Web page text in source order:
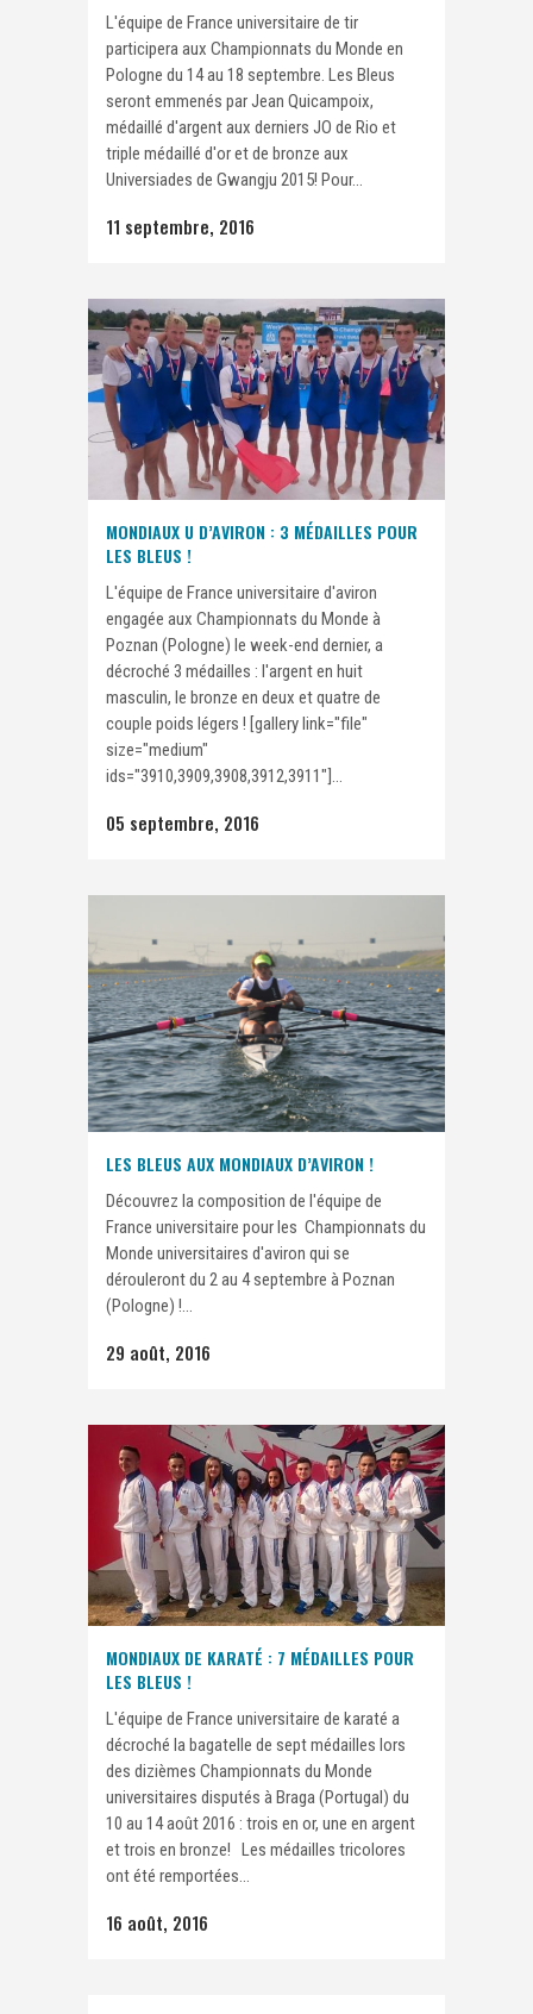
L'équipe de France universitaire de tir
participera aux Championnats du Monde en
Pologne du 14 au 18 septembre. Les Bleus
seront emmenés par Jean Quicampoix,
médaillé d'argent aux derniers JO de Rio et
triple médaillé d'or et de bronze aux
Universiades de Gwangju 2015! Pour...
11 septembre, 2016
MONDIAUX U D’AVIRON : 3 MÉDAILLES POUR
LES BLEUS !
L'équipe de France universitaire d'aviron
engagée aux Championnats du Monde à
Poznan (Pologne) le week-end dernier, a
décroché 3 médailles : l'argent en huit
masculin, le bronze en deux et quatre de
couple poids légers ! [gallery link="file"
size="medium"
ids="3910,3909,3908,3912,3911"]...
05 septembre, 2016
LES BLEUS AUX MONDIAUX D’AVIRON !
Découvrez la composition de l'équipe de
France universitaire pour les Championnats du
Monde universitaires d'aviron qui se
dérouleront du 2 au 4 septembre à Poznan
(Pologne) !...
29 août, 2016
MONDIAUX DE KARATÉ : 7 MÉDAILLES POUR
LES BLEUS !
L'équipe de France universitaire de karaté a
décroché la bagatelle de sept médailles lors
des dizièmes Championnats du Monde
universitaires disputés à Braga (Portugal) du
10 au 14 août 2016 : trois en or, une en argent
et trois en bronze! Les médailles tricolores
ont été remportées...
16 août, 2016